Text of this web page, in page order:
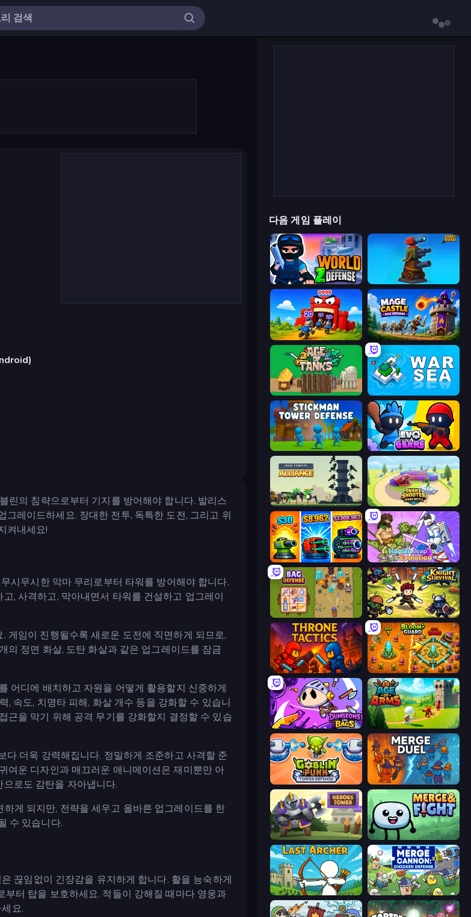
린의 침략으로부터 기지를 방어해야 합니다. 발리스
레이드하세요. 장대한 전투, 독특한 도전, 그리고 위
켜내세요!
시무시한 악마 무리로부터 타워를 방어해야 합니다.
, 사격하고, 막아내면서 타워를 건설하고 업그레이
게임이 진행될수록 새로운 도전에 직면하게 되므로,
의 정면 화살, 도탄 화살과 같은 업그레이드를 잠금
어디에 배치하고 자원을 어떻게 활용할지 신중하게
속도, 치명타 피해, 화살 개수 등을 강화할 수 있습니
근을 막기 위해 공격 무기를 강화할지 결정할 수 있습
더욱 강력해집니다. 정밀하게 조준하고 사격할 준
여운 디자인과 매끄러운 애니메이션은 재미뿐만 아
로도 감탄을 자아냅니다.
게 되지만, 전략을 세우고 올바른 업그레이드를 한
수 있습니다.
끊임없이 긴장감을 유지하게 합니다. 활을 능숙하게
터 탑을 보호하세요. 적들이 강해질 때마다 영웅과
요.
다음 게임 플레이
World Z Defense - Zombie Defense Furry Road
TimeWarriors Mage Castle Idle Defense
Age of Tanks Warriors: TD War War Sea
Evo Gears
Iron Towers Alliance Snake Shooter: Tower Battle
Pumpkin Defense: Merge Cannon Human Leap: Evolution
Bag Defense Knight Survival
Throne Tactics BloomGuard
Dungeons and Bags Age Of Arms
Goblin Punk Tower Defense MergeDuel.io
Heroes Tower Merge & Fight
Last Archer Merge Cannon: Chicken Defense